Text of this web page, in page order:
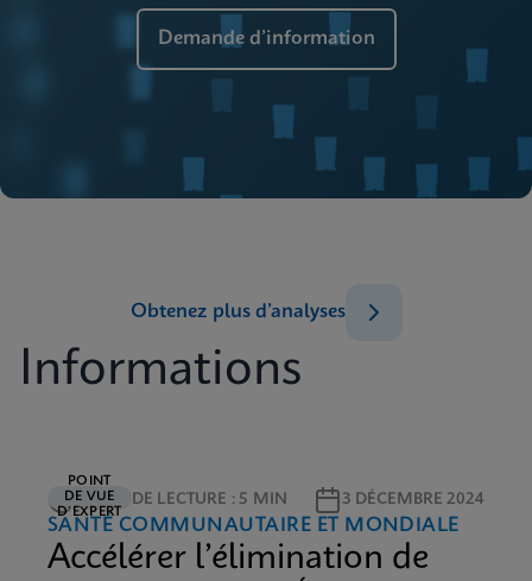
Demande d’information
Informations
Obtenez plus d’analyses
POINT
DE VUE
D’EXPERT
TEMPS DE LECTURE : 5 MIN 3 DÉCEMBRE 2024
SANTÉ COMMUNAUTAIRE ET MONDIALE
Accélérer l’élimination de